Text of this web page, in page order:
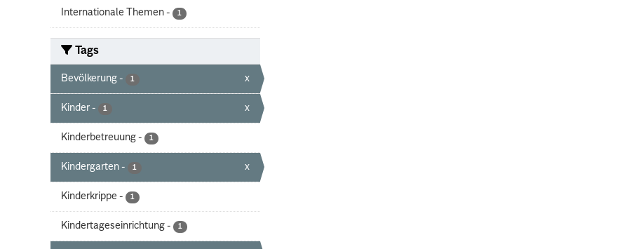
Internationale Themen - 1
Tags
Bevölkerung - 1 x
Kinder - 1 x
Kinderbetreuung - 1
Kindergarten - 1 x
Kinderkrippe - 1
Kindertageseinrichtung - 1